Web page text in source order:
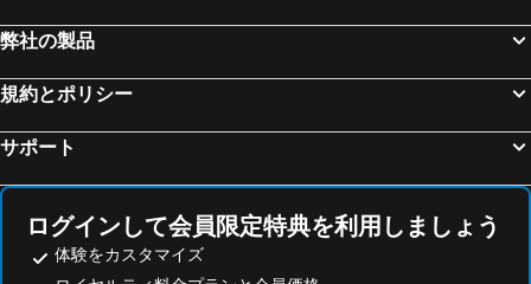
メルキュール ロンドン パディントン
Novotel London West
The Rembrandt
ジ エキシビショニスト ホテル
The Franklin London - Starhotels Collezione
ザ ケンジントン ホテル
ダブルツリー バイ ヒルトン ホテル ロンドン - ケンジントン
Princes Gardens
Mayfair
タワーブリッジ
ザ シティ
Canary Wharf
London Gatwick Airport
Heathrow Terminal 5 Metro Station
Bath Spa railway station
ハロッズ
Tottenham Hotspur Stadium
弊社の製品
規約とポリシー
サポート
ログインして会員限定特典を利用しましょう
体験をカスタマイズ